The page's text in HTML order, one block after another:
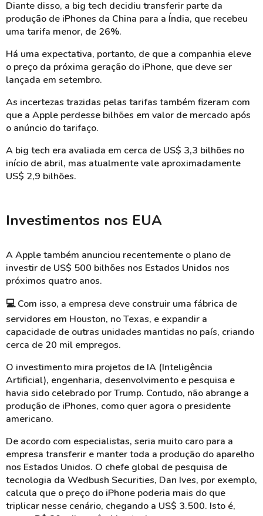
Diante disso, a big tech decidiu transferir parte da
produção de iPhones da China para a Índia, que recebeu
uma tarifa menor, de 26%.
Há uma expectativa, portanto, de que a companhia eleve
o preço da próxima geração do iPhone, que deve ser
lançada em setembro.
As incertezas trazidas pelas tarifas também fizeram com
que a Apple perdesse bilhões em valor de mercado após
o anúncio do tarifaço.
A big tech era avaliada em cerca de US$ 3,3 bilhões no
início de abril, mas atualmente vale aproximadamente
US$ 2,9 bilhões.
Investimentos nos EUA
A Apple também anunciou recentemente o plano de
investir de US$ 500 bilhões nos Estados Unidos nos
próximos quatro anos.
💻Com isso, a empresa deve construir uma fábrica de
servidores em Houston, no Texas, e expandir a
capacidade de outras unidades mantidas no país, criando
cerca de 20 mil empregos.
O investimento mira projetos de IA (Inteligência
Artificial), engenharia, desenvolvimento e pesquisa e
havia sido celebrado por Trump. Contudo, não abrange a
produção de iPhones, como quer agora o presidente
americano.
De acordo com especialistas, seria muito caro para a
empresa transferir e manter toda a produção do aparelho
nos Estados Unidos. O chefe global de pesquisa de
tecnologia da Wedbush Securities, Dan Ives, por exemplo,
calcula que o preço do iPhone poderia mais do que
triplicar nesse cenário, chegando a US$ 3.500. Isto é,